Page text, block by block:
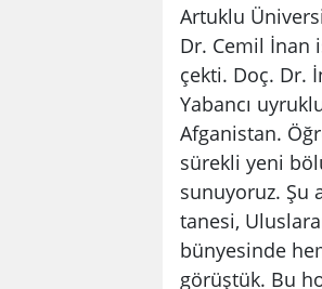
Artuklu
Dr. Cemil İnan
çekti. Doç. Dr.
Yabancı
Afganistan.
sürekli yeni
sunuyoruz. Şu
tanesi,
bünyesinde
görüştük. Bu